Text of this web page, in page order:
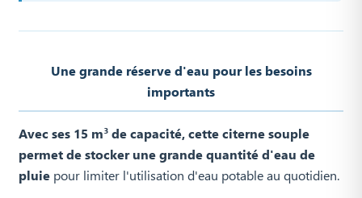
Une grande réserve d'eau pour les besoins
importants
Avec ses 15 m³ de capacité, cette citerne souple
permet de stocker une grande quantité d'eau de
pluie pour limiter l'utilisation d'eau potable au quotidien.